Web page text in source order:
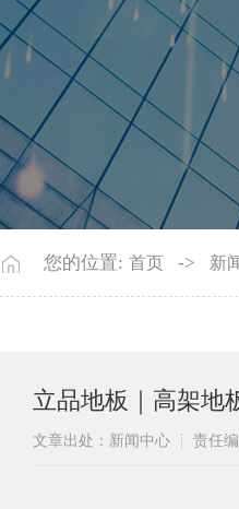
您的位置: 首页 -> 新
立品地板｜高架地
文章出处：新闻中心 责任